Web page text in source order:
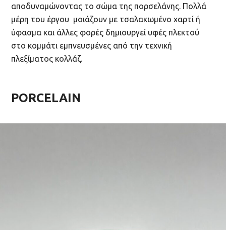
αποδυναμώνοντας το σώμα της πορσελάνης. Πολλά
μέρη του έργου μοιάζουν με τσαλακωμένο χαρτί ή
ύφασμα και άλλες φορές δημιουργεί υφές πλεκτού
στο κομμάτι εμπνευσμένες από την τεχνική
πλεξίματος κολλάζ.
PORCELAIN